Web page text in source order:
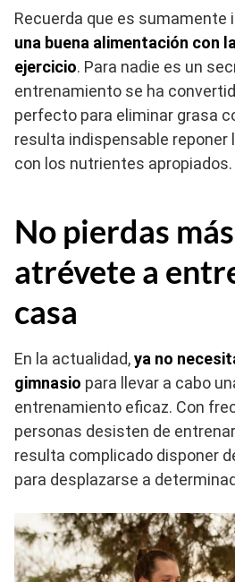
Recuerda que es sumamente
una buena alimentación con
ejercicio. Para nadie es un
entrenamiento se ha
perfecto para eliminar grasa
resulta indispensable reponer
con los nutrientes apropiados.
No pierdas
atrévete a
casa
En la actualidad,ya no
gimnasio para llevar a cabo
entrenamiento eficaz. Con
personas desisten de
resulta complicado disponer
para desplazarse a